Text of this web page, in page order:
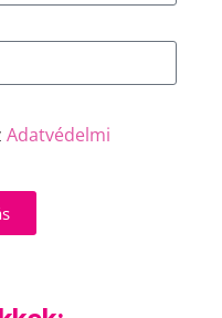
Adatvédelmi